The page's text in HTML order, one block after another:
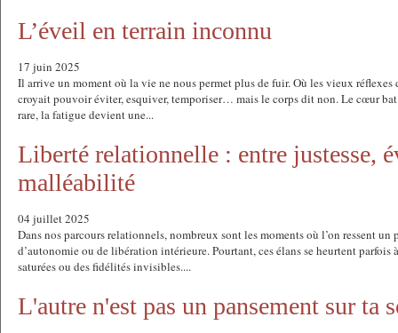
L’éveil en terrain inconnu
17 juin 2025
Il arrive un moment où la vie ne nous permet plus de fuir. Où les vieux réflexes
croyait pouvoir éviter, esquiver, temporiser… mais le corps dit non. Le cœur
rare, la fatigue devient une...
Liberté relationnelle : entre justesse,
malléabilité
04 juillet 2025
Dans nos parcours relationnels, nombreux sont les moments où l’on ressent
d’autonomie ou de libération intérieure. Pourtant, ces élans se heurtent parfois
saturées ou des fidélités invisibles....
L'autre n'est pas un pansement sur ta